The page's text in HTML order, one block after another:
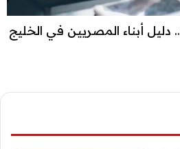
تنسيق الجامعات 2026.. دليل أبناء المصريين في الخليج